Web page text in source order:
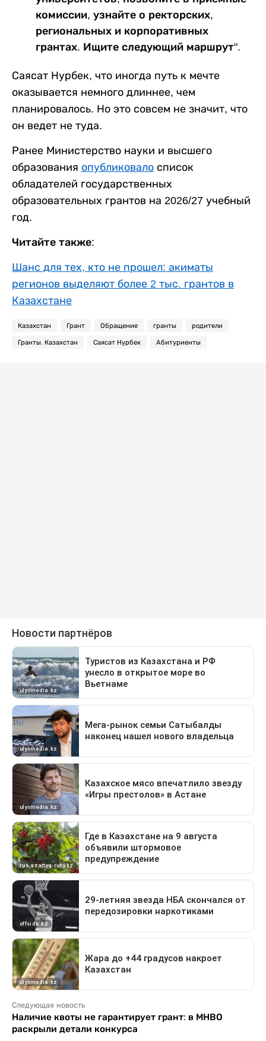
комиссии, узнайте о ректорских,
региональных и корпоративных
грантах. Ищите следующий маршрут".
Саясат Нурбек, что иногда путь к мечте
оказывается немного длиннее, чем
планировалось. Но это совсем не значит, что
он ведет не туда.
Ранее Министерство науки и высшего
образования опубликовало список
обладателей государственных
образовательных грантов на 2026/27 учебный
год.
Читайте также:
Шанс для тех, кто не прошел: акиматы
регионов выделяют более 2 тыс. грантов в
Казахстане
Казахстан Грант Обращение гранты родители
Гранты. Казахстан Саясат Нурбек Абитуриенты
Следующая новость
Наличие квоты не гарантирует грант: в МНВО
раскрыли детали конкурса